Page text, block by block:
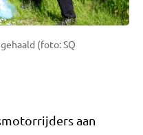
(foto: SQ
aan